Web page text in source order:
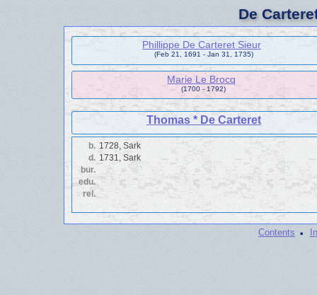
De
Phillippe De Carteret Sieur
(Feb 21, 1691 - Jan 31, 1735)
Marie Le Brocq
(1700 - 1792)
Thomas * De Carteret
b. 1728, Sark
d. 1731, Sark
bur.
edu.
rel.
Contents ·